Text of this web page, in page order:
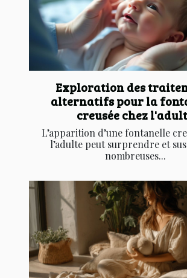
Exploration des
alternatifs pour la
creusée chez
L’apparition d’une fontanelle
l’adulte peut surprendre et
nombreuses...